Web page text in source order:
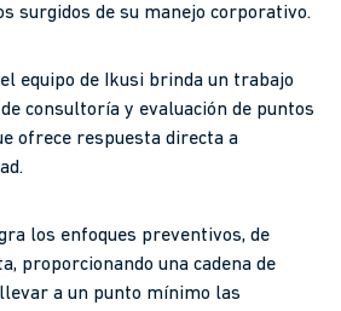
surgidos de su manejo corporativo.
equipo de Ikusi brinda un trabajo
consultoría y evaluación de puntos
ofrece respuesta directa a
los enfoques preventivos, de
proporcionando una cadena de
a un punto mínimo las